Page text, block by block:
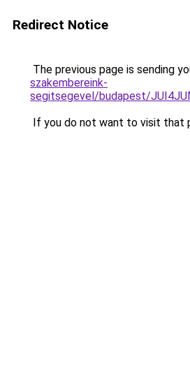
Redirect Notice
The previous page is sending
szakembereink-
segitsegevel/budapest/
If you do not want to visit that